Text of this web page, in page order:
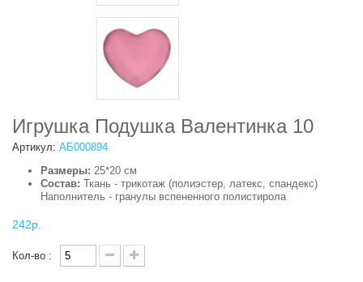
Игрушка Подушка Валентинка 10
Артикул: АБ000894
Размеры: 25*20 см
Состав: Ткань - трикотаж (полиэстер, латекс, спандекс)
Наполнитель - гранулы вспененного полистирола
242р.
Кол-во :